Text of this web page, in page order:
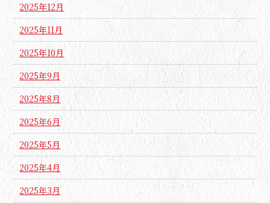
2025年12月
2025年11月
2025年10月
2025年9月
2025年8月
2025年6月
2025年5月
2025年4月
2025年3月